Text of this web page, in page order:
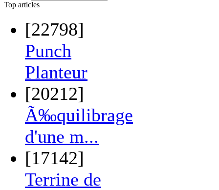
Top articles
[22798]
Punch
Planteur
[20212]
Ã‰quilibrage
d'une m...
[17142]
Terrine de